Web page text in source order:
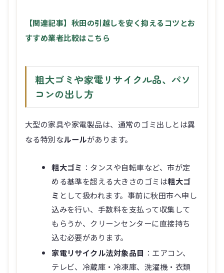
【関連記事】秋田の引越しを安く抑えるコツとお
すすめ業者比較はこちら
粗大ゴミや家電リサイクル品、パソ
コンの出し方
大型の家具や家電製品は、通常のゴミ出しとは異
なる特別なルールがあります。
粗大ゴミ ：タンスや自転車など、市が定
める基準を超える大きさのゴミは粗大ゴ
ミ として扱われます。事前に秋田市へ申し
込みを行い、手数料を支払って収集して
もらうか、クリーンセンターに直接持ち
込む必要があります。
家電リサイクル法対象品目 ：エアコン、
テレビ、冷蔵庫・冷凍庫、洗濯機・衣類